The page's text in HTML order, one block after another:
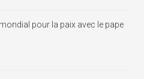
pour la paix avec le pape